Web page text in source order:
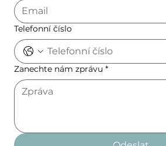
Telefonní číslo
Zanechte nám zprávu *